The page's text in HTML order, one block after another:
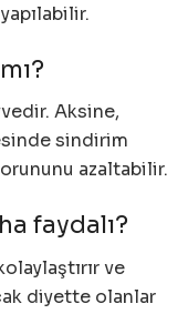
Aksine,
sindirim
azaltabilir.
faydalı?
ve
diyette olanlar